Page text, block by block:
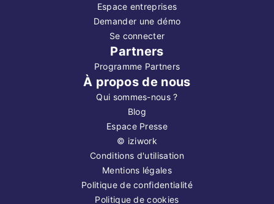
Espace entreprises
Demander une démo
Se connecter
Partners
Programme Partners
À propos de nous
Qui sommes-nous ?
Blog
Espace Presse
© iziwork
Conditions d'utilisation
Mentions légales
Politique de confidentialité
Politique de cookies